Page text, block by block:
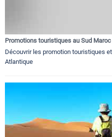
Promotions touristiques au Sud Maroc
Découvrir les promotion touristiques
Atlantique